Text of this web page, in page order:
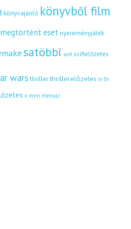
könyvajánló könyvből film
megtörtént eset nyereményjáték
satöbbi scifi scifielőzetes
wars thriller thrillerelőzetes tv tv
x men életrajz